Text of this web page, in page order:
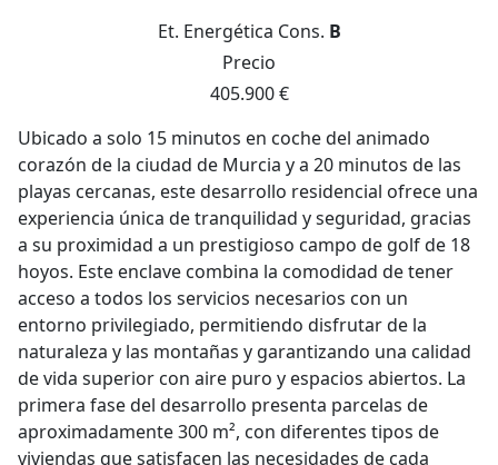
Et. Energética Cons. B
Precio
405.900 €
Ubicado a solo 15 minutos en coche del animado
corazón de la ciudad de Murcia y a 20 minutos de las
playas cercanas, este desarrollo residencial ofrece una
experiencia única de tranquilidad y seguridad, gracias
a su proximidad a un prestigioso campo de golf de 18
hoyos. Este enclave combina la comodidad de tener
acceso a todos los servicios necesarios con un
entorno privilegiado, permitiendo disfrutar de la
naturaleza y las montañas y garantizando una calidad
de vida superior con aire puro y espacios abiertos. La
primera fase del desarrollo presenta parcelas de
aproximadamente 300 m², con diferentes tipos de
viviendas que satisfacen las necesidades de cada